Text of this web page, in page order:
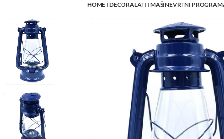
HOME I DECORALATI I MAŠINEVRTNI PROGRAM